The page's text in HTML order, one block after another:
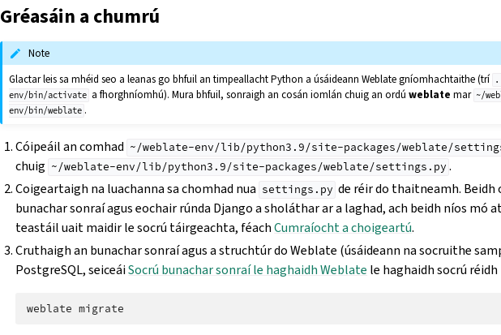
Gréasáin a chumrú
Note
Glactar leis sa mhéid seo a leanas go bhfuil an timpeallacht Python a úsáideann Weblate gníomhachtaithe (trí .
env/bin/activate a fhorghníomhú). Mura bhfuil, sonraigh an cosán iomlán chuig an ordúweblate mar ~/
env/bin/weblate .
Cóipeáil an comhad ~/weblate-env/lib/python3.9/site-packages/weblate/
chuig ~/weblate-env/lib/python3.9/site-packages/weblate/settings.py .
Coigeartaigh na luachanna sa chomhad nua settings.py de réir do thaitneamh.
bunachar sonraí agus eochair rúnda Django a sholáthar ar a laghad, ach beidh níos mó
teastáil uait maidir le socrú táirgeachta, féachCumraíocht a choigeartú.
Cruthaigh an bunachar sonraí agus a struchtúr do Weblate (úsáideann na socruithe
PostgreSQL, seiceáiSocrú bunachar sonraí le haghaidh Weblate le haghaidh socrú
weblate